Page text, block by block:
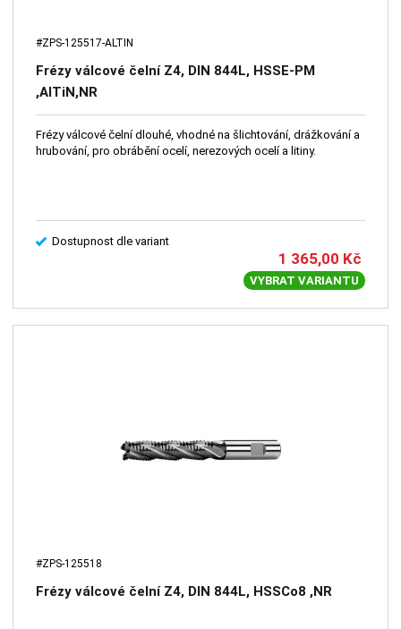
#ZPS-125517-ALTIN
Frézy válcové čelní Z4, DIN 844L, HSSE-PM
,AlTiN,NR
Frézy válcové čelní dlouhé, vhodné na šlichtování, drážkování a
hrubování, pro obrábění ocelí, nerezových ocelí a litiny.
Dostupnost dle variant
1 365,00 Kč
VYBRAT VARIANTU
#ZPS-125518
Frézy válcové čelní Z4, DIN 844L, HSSCo8 ,NR